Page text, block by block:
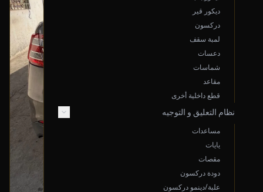
ديكور قير
دركسون
لمبة سقف
دعسات
شماسات
مقاعد
قطع داخلية أخرى
نظام التعليق و التوجيه
مساعدات
يايات
مقصات
دودة دركسون
علبة/دينمو دركسون